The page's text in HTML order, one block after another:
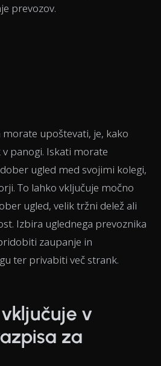
prevozov.
morate upoštevati, je, kako
panogi. Iskati morate
ugled med svojimi kolegi,
To lahko vključuje močno
ugled, velik tržni delež ali
Izbira uglednega prevoznika
zaupanje in
ter privabiti več strank.
v
za